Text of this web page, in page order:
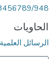
948
الحاويات
الرسائل العلمية